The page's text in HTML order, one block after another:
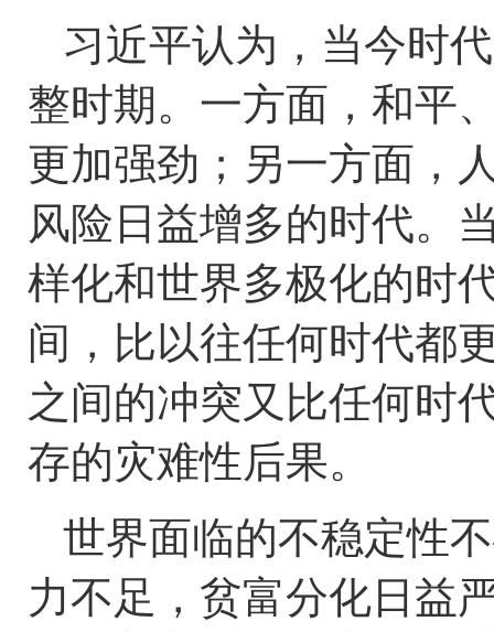
习近平认为，当今时
整时期。一方面，和平
更加强劲；另一方面，
风险日益增多的时代。
样化和世界多极化的时
间，比以往任何时代都
之间的冲突又比任何时
存的灾难性后果。
世界面临的不稳定性
力不足，贫富分化日益